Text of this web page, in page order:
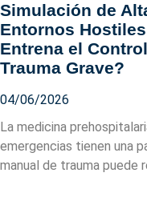
Simulación de
Entornos
Entrena el
Trauma Grave?
04/06/2026
La medicina
emergencias tienen una
manual de trauma puede